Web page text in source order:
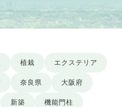
植栽 エクステリア
奈良県 大阪府
新築 機能門柱